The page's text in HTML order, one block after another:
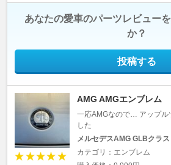
あなたの愛車のパーツレビュー
か？
投稿する
AMG AMGエンブレム
一応AMGなので… アップル
した
メルセデスAMG GLBクラス
カテゴリ：エンブレム